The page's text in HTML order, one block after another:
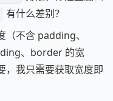
有什么差别？
不含 padding、
、border 的宽
，我只需要获取宽度即